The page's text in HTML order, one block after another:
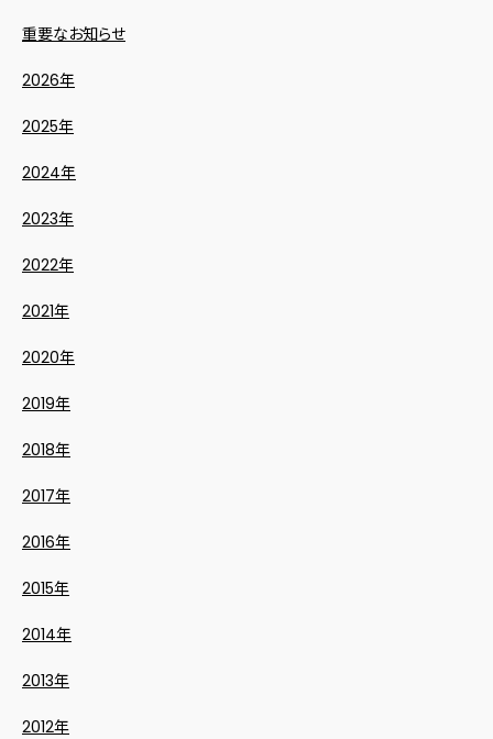
重要なお知らせ
2026年
2025年
2024年
2023年
2022年
2021年
2020年
2019年
2018年
2017年
2016年
2015年
2014年
2013年
2012年